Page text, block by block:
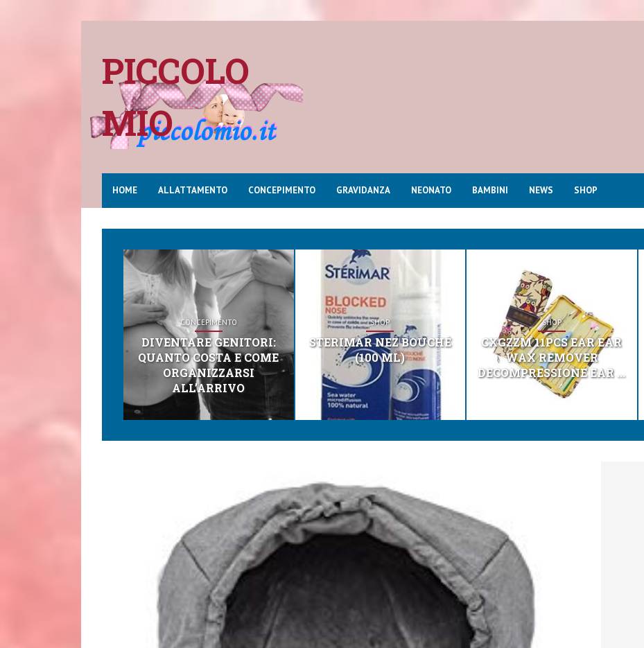
PICCOLO
MIO
HOME ALLATTAMENTO CONCEPIMENTO GRAVIDANZA NEONATO BAMBINI NEWS SHOP
CONCEPIMENTO
DIVENTARE GENITORI:
QUANTO COSTA E COME
ORGANIZZARSI
ALL’ARRIVO
SHOP
STERIMAR NEZ BOUCHÉ
(100 ML)
SHOP
CXGZZM 11PCS EAR EAR
WAX REMOVER
DECOMPRESSIONE EAR ...